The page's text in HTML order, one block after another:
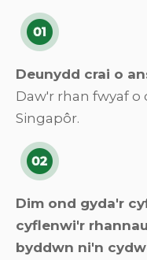
Deunydd crai o
Daw'r rhan fwyaf o
Singapôr.
Dim ond gyda'r
cyflenwi'r
byddwn ni'n